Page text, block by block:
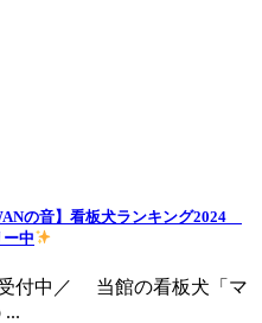
の音】看板犬ランキング2024
中
付中／ 当館の看板犬「マ
...